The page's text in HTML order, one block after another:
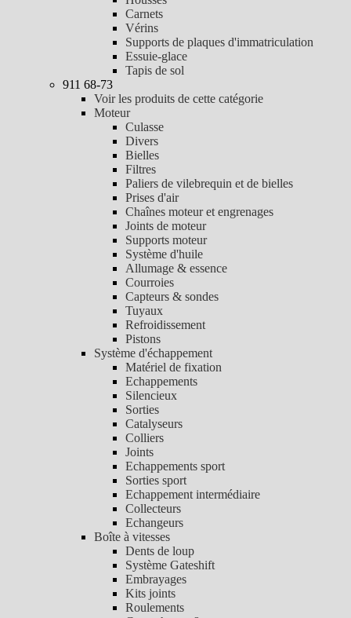
Carnets
Vérins
Supports de plaques d'immatriculation
Essuie-glace
Tapis de sol
911 68-73
Voir les produits de cette catégorie
Moteur
Culasse
Divers
Bielles
Filtres
Paliers de vilebrequin et de bielles
Prises d'air
Chaînes moteur et engrenages
Joints de moteur
Supports moteur
Système d'huile
Allumage & essence
Courroies
Capteurs & sondes
Tuyaux
Refroidissement
Pistons
Système d'échappement
Matériel de fixation
Echappements
Silencieux
Sorties
Catalyseurs
Colliers
Joints
Echappements sport
Sorties sport
Echappement intermédiaire
Collecteurs
Echangeurs
Boîte à vitesses
Dents de loup
Système Gateshift
Embrayages
Kits joints
Roulements